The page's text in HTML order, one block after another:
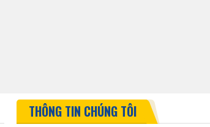
THÔNG TIN CHÚNG TÔI